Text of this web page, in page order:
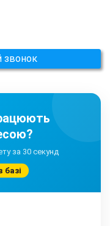
звонок
за 30 секунд
базі